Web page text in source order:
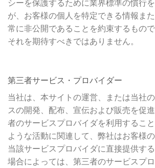
シーを保護するために業界標準の慣行
が、お客様の個人を特定できる情報ま
常に非公開であることを約束するもの
それを期待すべきではありません。
第三者サービス・プロバイダー
当社は、本サイトの運営、または当社
スの開発、配布、宣伝および販売を促
者のサービスプロバイダを利用するこ
ような活動に関連して、弊社はお客様
当該サービスプロバイダに直接提供する
場合によっては、第三者のサービスプ